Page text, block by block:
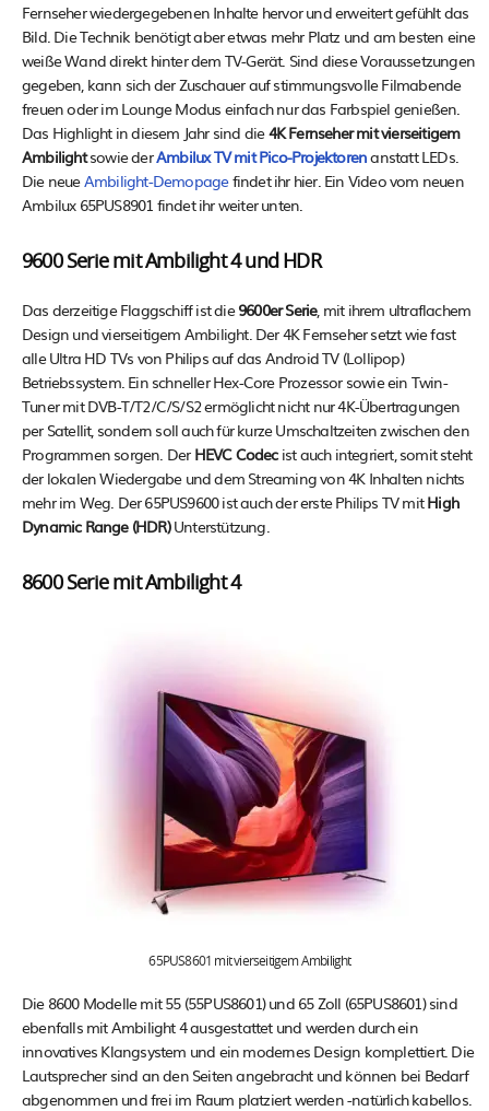
Fernseher wiedergegebenen Inhalte hervor und erweitert gefühlt das
Bild. Die Technik benötigt aber etwas mehr Platz und am besten eine
weiße Wand direkt hinter dem TV-Gerät. Sind diese Voraussetzungen
gegeben, kann sich der Zuschauer auf stimmungsvolle Filmabende
freuen oder im Lounge Modus einfach nur das Farbspiel genießen.
Das Highlight in diesem Jahr sind die4K Fernseher mit vierseitigem
Ambilightsowie derAmbilux TV mit Pico-Projektorenanstatt LEDs.
Die neueAmbilight-Demopagefindet ihr hier. Ein Video vom neuen
Ambilux 65PUS8901 findet ihr weiter unten.
9600 Serie mit Ambilight 4 und HDR
Das derzeitige Flaggschiff ist die9600er Serie, mit ihrem ultraflachem
Design und vierseitigem Ambilight. Der 4K Fernseher setzt wie fast
alle Ultra HD TVs von Philips auf das Android TV (Lollipop)
Betriebssystem. Ein schneller Hex-Core Prozessor sowie ein Twin-
Tuner mit DVB-T/T2/C/S/S2 ermöglicht nicht nur 4K-Übertragungen
per Satellit, sondern soll auch für kurze Umschaltzeiten zwischen den
Programmen sorgen. Der HEVC Codecist auch integriert, somit steht
der lokalen Wiedergabe und dem Streaming von 4K Inhalten nichts
mehr im Weg. Der 65PUS9600 ist auch der erste Philips TV mitHigh
Dynamic Range (HDR)Unterstützung.
8600 Serie mit Ambilight 4
65PUS8601 mit vierseitigem Ambilight
Die 8600 Modelle mit 55 (55PUS8601) und 65 Zoll (65PUS8601) sind
ebenfalls mit Ambilight 4 ausgestattet und werden durch ein
innovatives Klangsystem und ein modernes Design komplettiert. Die
Lautsprecher sind an den Seiten angebracht und können bei Bedarf
abgenommen und frei im Raum platziert werden -natürlich kabellos.